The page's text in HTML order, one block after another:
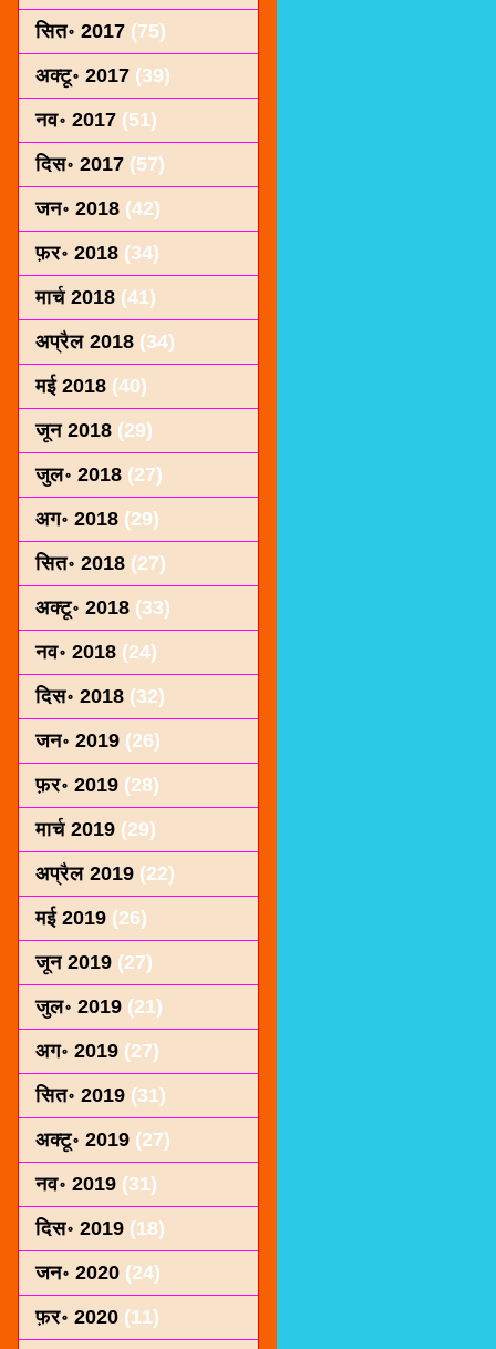
सित॰ 2017 (75)
अक्टू॰ 2017 (39)
नव॰ 2017 (51)
दिस॰ 2017 (57)
जन॰ 2018 (42)
फ़र॰ 2018 (34)
मार्च 2018 (41)
अप्रैल 2018 (34)
मई 2018 (40)
जून 2018 (29)
जुल॰ 2018 (27)
अग॰ 2018 (29)
सित॰ 2018 (27)
अक्टू॰ 2018 (33)
नव॰ 2018 (24)
दिस॰ 2018 (32)
जन॰ 2019 (26)
फ़र॰ 2019 (28)
मार्च 2019 (29)
अप्रैल 2019 (22)
मई 2019 (26)
जून 2019 (27)
जुल॰ 2019 (21)
अग॰ 2019 (27)
सित॰ 2019 (31)
अक्टू॰ 2019 (27)
नव॰ 2019 (31)
दिस॰ 2019 (18)
जन॰ 2020 (24)
फ़र॰ 2020 (11)